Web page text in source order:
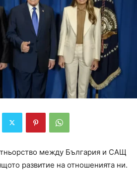
между България и САЩ
развитие на отношенията ни.